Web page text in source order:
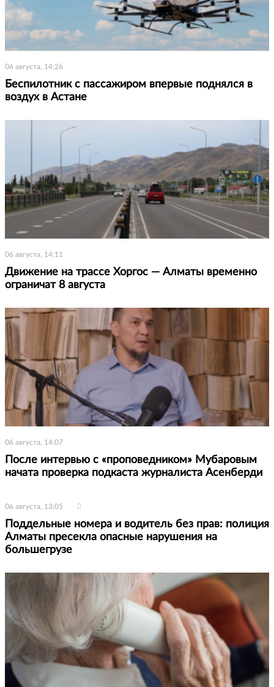
06 августа, 14:26
Беспилотник с пассажиром впервые поднялся в
воздух в Астане
06 августа, 14:11
Движение на трассе Хоргос — Алматы временно
ограничат 8 августа
06 августа, 14:07
После интервью с «проповедником» Мубаровым
начата проверка подкаста журналиста Асенберди
06 августа, 13:05
Поддельные номера и водитель без прав: полиция
Алматы пресекла опасные нарушения на
большегрузе